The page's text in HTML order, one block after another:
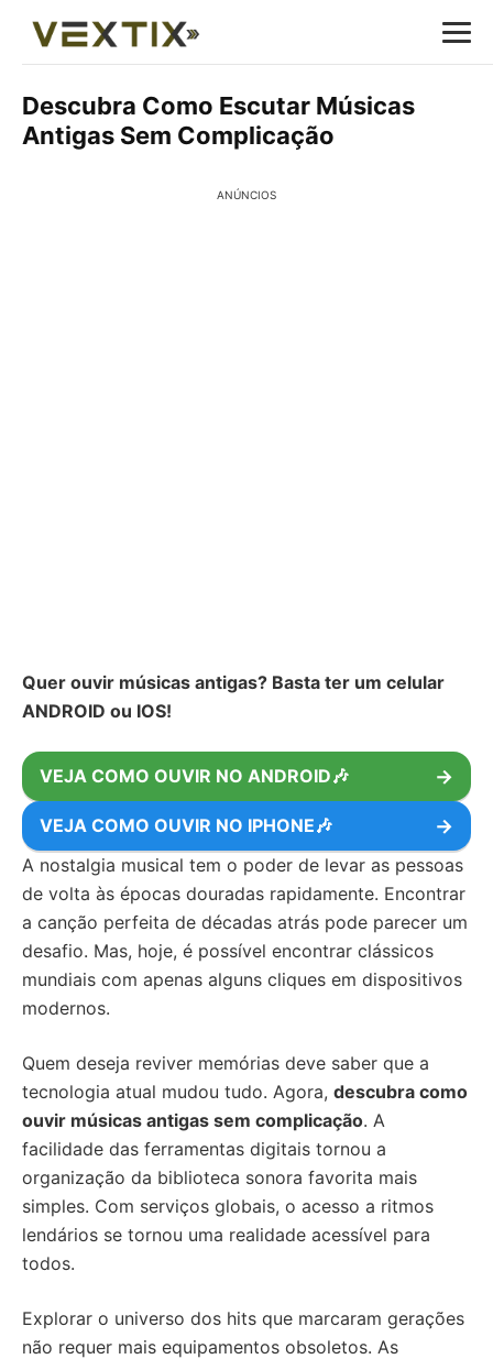
Descubra Como Escutar Músicas
Antigas Sem Complicação
ANÚNCIOS
Quer ouvir músicas antigas? Basta ter um celular
ANDROID ou IOS!
VEJA COMO OUVIR NO ANDROID🎶 →
VEJA COMO OUVIR NO IPHONE🎶 →
A nostalgia musical tem o poder de levar as pessoas
de volta às épocas douradas rapidamente. Encontrar
a canção perfeita de décadas atrás pode parecer um
desafio. Mas, hoje, é possível encontrar clássicos
mundiais com apenas alguns cliques em dispositivos
modernos.
Quem deseja reviver memórias deve saber que a
tecnologia atual mudou tudo. Agora, descubra como
ouvir músicas antigas sem complicação. A
facilidade das ferramentas digitais tornou a
organização da biblioteca sonora favorita mais
simples. Com serviços globais, o acesso a ritmos
lendários se tornou uma realidade acessível para
todos.
Explorar o universo dos hits que marcaram gerações
não requer mais equipamentos obsoletos. As